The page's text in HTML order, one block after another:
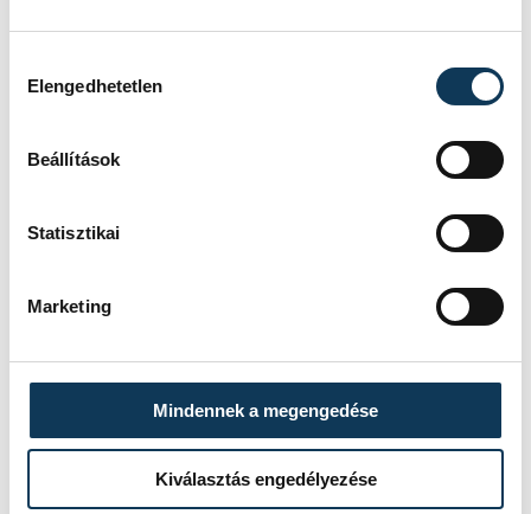
Elengedhetetlen
Beállítások
Statisztikai
Marketing
Mindennek a megengedése
Kiválasztás engedélyezése
Tölgyes Zsolt (Tapolcai Polgárőr
Simon György (Gógánfai
Tollner Tibor (Ősi Polgárőr
Dobovai Ádám (Veszprémi
Troják Mihály (Szápári Polgárőr
Egyesület)